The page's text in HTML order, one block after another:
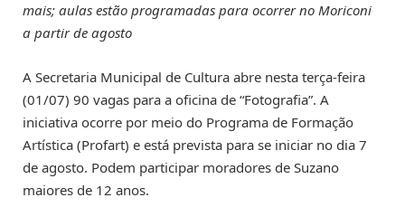
mais; aulas estão programadas para ocorrer no Moriconi
a partir de agosto
A Secretaria Municipal de Cultura abre nesta terça-feira
(01/07) 90 vagas para a oficina de “Fotografia”. A
iniciativa ocorre por meio do Programa de Formação
Artística (Profart) e está prevista para se iniciar no dia 7
de agosto. Podem participar moradores de Suzano
maiores de 12 anos.